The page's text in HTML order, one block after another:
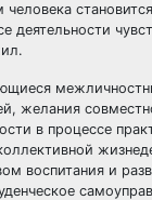
человека
деятельности
желания
в процессе
воспитания и